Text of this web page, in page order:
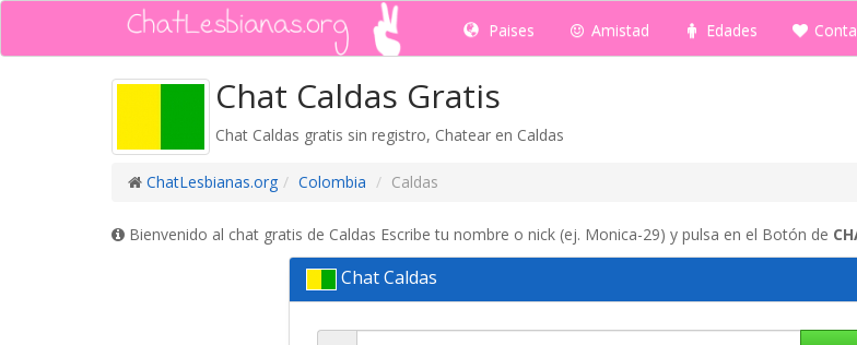
Paises Amistad Edades
Chat Caldas Gratis
Chat Caldas gratis sin registro, Chatear en Caldas
ChatLesbianas.org Colombia Caldas
Bienvenido al chat gratis de Caldas Escribe tu nombre o nick (ej. Monica-29) y pulsa en el Botón de
Chat Caldas